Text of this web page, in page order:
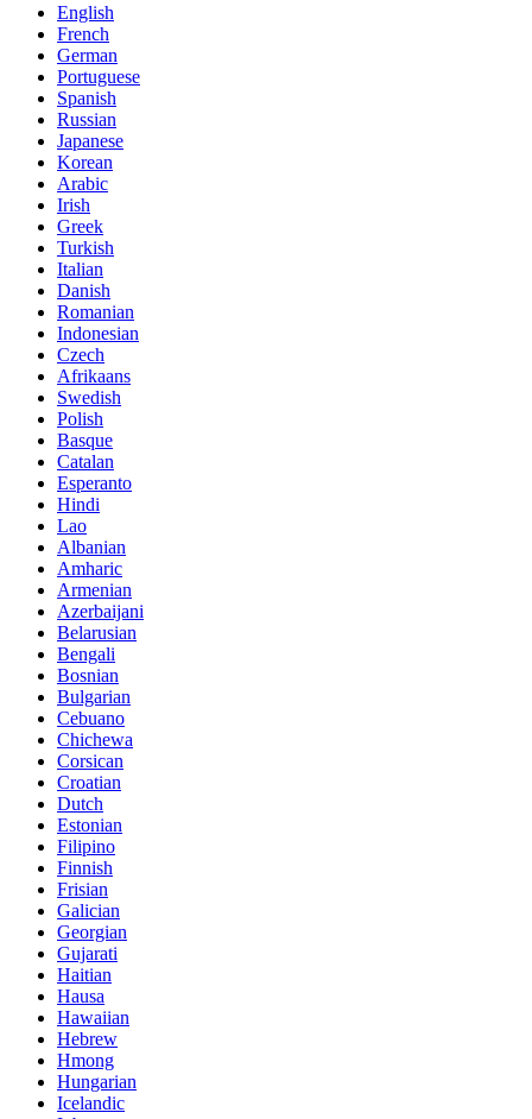
English
French
German
Portuguese
Spanish
Russian
Japanese
Korean
Arabic
Irish
Greek
Turkish
Italian
Danish
Romanian
Indonesian
Czech
Afrikaans
Swedish
Polish
Basque
Catalan
Esperanto
Hindi
Lao
Albanian
Amharic
Armenian
Azerbaijani
Belarusian
Bengali
Bosnian
Bulgarian
Cebuano
Chichewa
Corsican
Croatian
Dutch
Estonian
Filipino
Finnish
Frisian
Galician
Georgian
Gujarati
Haitian
Hausa
Hawaiian
Hebrew
Hmong
Hungarian
Icelandic